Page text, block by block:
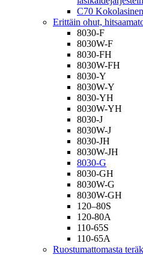
C70
Erittäin ohut,
8030-F
8030W-F
8030-FH
8030W-FH
8030-Y
8030W-Y
8030-YH
8030W-YH
8030-J
8030W-J
8030-JH
8030W-JH
8030-G
8030-GH
8030W-G
8030W-GH
120–80S
120-80A
110-65S
110-65A
Ruostumattomasta